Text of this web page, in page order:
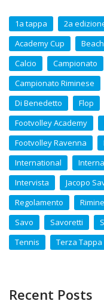
1a tappa 2a
Academy Cup
Calcio
Campionato
Campionato Riminese
Di Benedetto
Flop
Footvolley Academy
Footvolley Ravenna
International
Intervista
Jacopo
Regolamento
Savo
Savoretti
Tennis
Terza Tappa
Recent Posts